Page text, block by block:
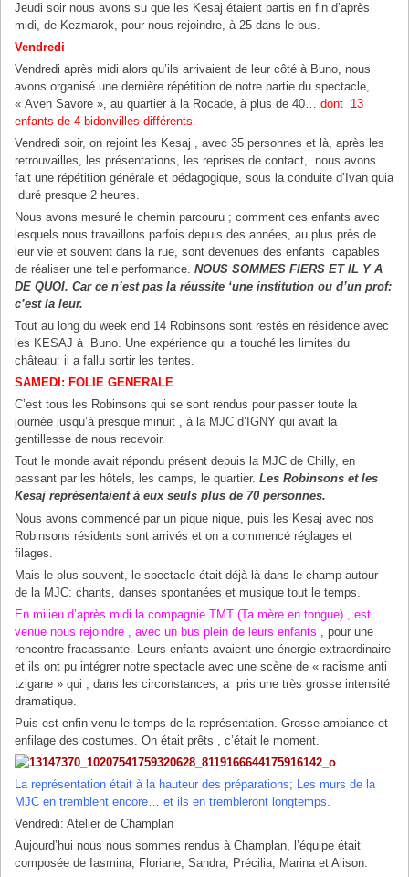
Jeudi soir nous avons su que les Kesaj étaient partis en fin d’après
midi, de Kezmarok, pour nous rejoindre, à 25 dans le bus.
Vendredi
Vendredi après midi alors qu’ils arrivaient de leur côté à Buno, nous
avons organisé une dernière répétition de notre partie du spectacle,
« Aven Savore », au quartier à la Rocade, à plus de 40…dont 13
enfants de 4 bidonvilles différents.
Vendredi soir, on rejoint les Kesaj , avec 35 personnes et là, après les
retrouvailles, les présentations, les reprises de contact, nous avons
fait une répétition générale et pédagogique, sous la conduite d’Ivan quia
duré presque 2 heures.
Nous avons mesuré le chemin parcouru ; comment ces enfants avec
lesquels nous travaillons parfois depuis des années, au plus près de
leur vie et souvent dans la rue, sont devenues des enfants capables
de réaliser une telle performance.NOUS SOMMES FIERS ET IL Y A
DE QUOI. Car ce n’est pas la réussite ‘une institution ou d’un prof:
c’est la leur.
Tout au long du week end 14 Robinsons sont restés en résidence avec
les KESAJ à Buno. Une expérience qui a touché les limites du
château: il a fallu sortir les tentes.
SAMEDI: FOLIE GENERALE
C’est tous les Robinsons qui se sont rendus pour passer toute la
journée jusqu’à presque minuit , à la MJC d’IGNY qui avait la
gentillesse de nous recevoir.
Tout le monde avait répondu présent depuis la MJC de Chilly, en
passant par les hôtels, les camps, le quartier.Les Robinsons et les
Kesaj représentaient à eux seuls plus de 70 personnes.
Nous avons commencé par un pique nique, puis les Kesaj avec nos
Robinsons résidents sont arrivés et on a commencé réglages et
filages.
Mais le plus souvent, le spectacle était déjà là dans le champ autour
de la MJC: chants, danses spontanées et musique tout le temps.
En milieu d’après midi la compagnie TMT (Ta mère en tongue) , est
venue nous rejoindre , avec un bus plein de leurs enfants , pour une
rencontre fracassante. Leurs enfants avaient une énergie extraordinaire
et ils ont pu intégrer notre spectacle avec une scène de « racisme anti
tzigane » qui , dans les circonstances, a pris une très grosse intensité
dramatique.
Puis est enfin venu le temps de la représentation. Grosse ambiance et
enfilage des costumes. On était prêts , c’était le moment.
La représentation était à la hauteur des préparations; Les murs de la
MJC en tremblent encore… et ils en trembleront longtemps.
Vendredi: Atelier de Champlan
Aujourd’hui nous nous sommes rendus à Champlan, l’équipe était
composée de Iasmina, Floriane, Sandra, Précilia, Marina et Alison.